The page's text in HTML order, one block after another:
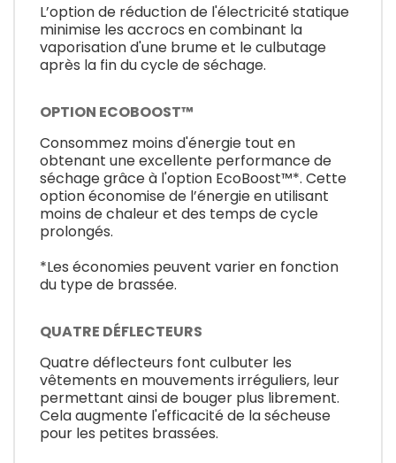
L’option de réduction de l'électricité statique
minimise les accrocs en combinant la
vaporisation d'une brume et le culbutage
après la fin du cycle de séchage.
OPTION ECOBOOST™
Consommez moins d'énergie tout en
obtenant une excellente performance de
séchage grâce à l'option EcoBoost™*. Cette
option économise de l’énergie en utilisant
moins de chaleur et des temps de cycle
prolongés.
*Les économies peuvent varier en fonction
du type de brassée.
QUATRE DÉFLECTEURS
Quatre déflecteurs font culbuter les
vêtements en mouvements irréguliers, leur
permettant ainsi de bouger plus librement.
Cela augmente l'efficacité de la sécheuse
pour les petites brassées.